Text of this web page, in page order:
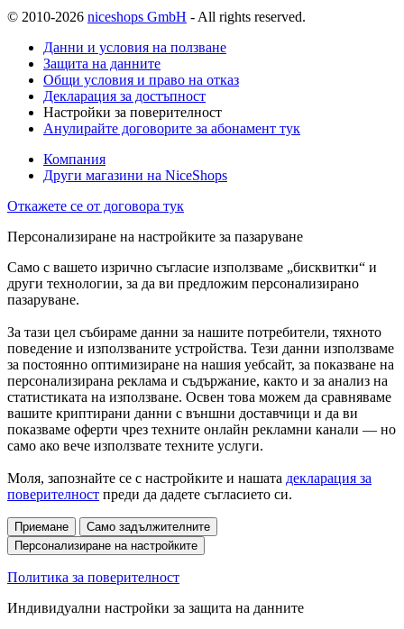
© 2010-2026 niceshops GmbH - All rights reserved.
Данни и условия на ползване
Защита на данните
Общи условия и право на отказ
Декларация за достъпност
Настройки за поверителност
Анулирайте договорите за абонамент тук
Компания
Други магазини на NiceShops
Откажете се от договора тук
Персонализиране на настройките за пазаруване
Само с вашето изрично съгласие използваме „бисквитки“ и
други технологии, за да ви предложим персонализирано
пазаруване.
За тази цел събираме данни за нашите потребители, тяхното
поведение и използваните устройства. Тези данни използваме
за постоянно оптимизиране на нашия уебсайт, за показване на
персонализирана реклама и съдържание, както и за анализ на
статистиката на използване. Освен това можем да сравняваме
вашите криптирани данни с външни доставчици и да ви
показваме оферти чрез техните онлайн рекламни канали — но
само ако вече използвате техните услуги.
Моля, запознайте се с настройките и нашата декларация за
поверителност преди да дадете съгласието си.
Приемане
Само задължителните
Персонализиране на настройките
Политика за поверителност
Индивидуални настройки за защита на данните